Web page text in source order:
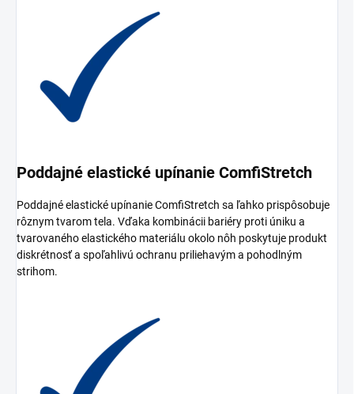
Poddajné elastické upínanie ComfiStretch
Poddajné elastické upínanie ComfiStretch sa ľahko prispôsobuje
rôznym tvarom tela. Vďaka kombinácii bariéry proti úniku a
tvarovaného elastického materiálu okolo nôh poskytuje produkt
diskrétnosť a spoľahlivú ochranu priliehavým a pohodlným
strihom.